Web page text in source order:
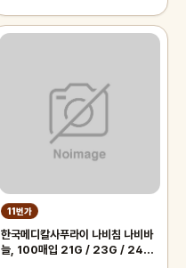
11번가
한국메디칼사푸라이 나비침 나비바
늘, 100매입 21G / 23G / 24G